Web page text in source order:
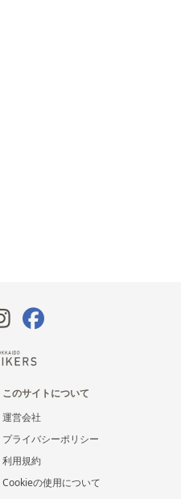
このサイトについて
運営会社
プライバシーポリシー
利用規約
Cookieの使用について